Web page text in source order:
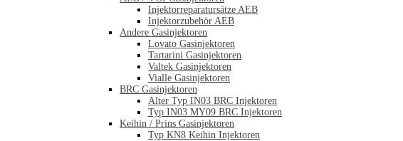
Injektorreparatursätze AEB
Injektorzubehör AEB
Andere Gasinjektoren
Lovato Gasinjektoren
Tartarini Gasinjektoren
Valtek Gasinjektoren
Vialle Gasinjektoren
BRC Gasinjektoren
Alter Typ IN03 BRC Injektoren
Typ IN03 MY09 BRC Injektoren
Keihin / Prins Gasinjektoren
Typ KN8 Keihin Injektoren